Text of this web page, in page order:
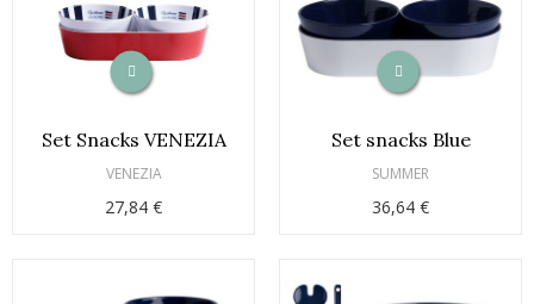
Set Snacks VENEZIA
VENEZIA
27,84 €
Set snacks Blue
SUMMER
36,64 €